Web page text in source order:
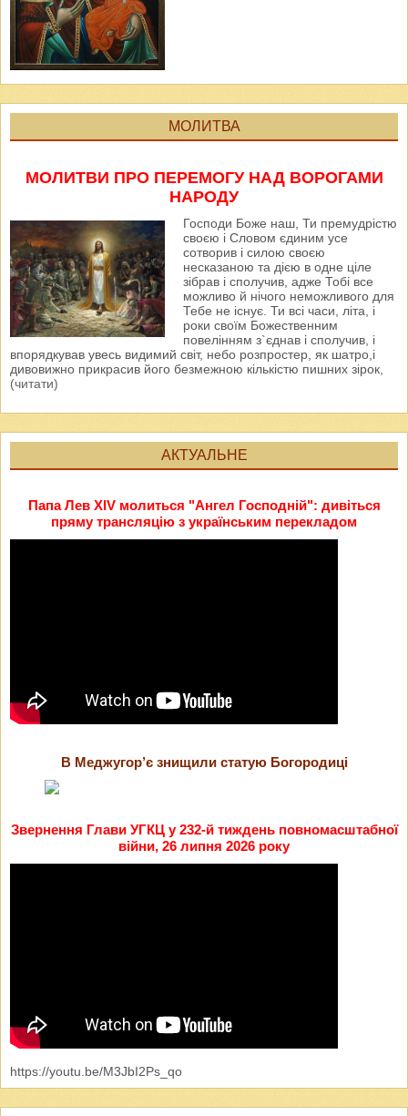
МОЛИТВА
МОЛИТВИ ПРО ПЕРЕМОГУ НАД ВОРОГАМИ
НАРОДУ
Господи Боже наш, Ти премудрістю
своєю і Словом єдиним усе
сотворив і силою своєю
несказаною та дією в одне ціле
зібрав і сполучив, адже Тобі все
можливо й нічого неможливого для
Тебе не існує. Ти всі часи, літа, і
роки своїм Божественним
повелінням з`єднав і сполучив, і
впорядкував увесь видимий світ, небо розпростер, як шатро,і
дивовижно прикрасив його безмежною кількістю пишних зірок,
(читати)
АКТУАЛЬНЕ
Папа Лев XIV молиться "Ангел Господній": дивіться
пряму трансляцію з українським перекладом
В Меджугор’є знищили статую Богородиці
Звернення Глави УГКЦ у 232-й тиждень повномасштабної
війни, 26 липня 2026 року
https://youtu.be/M3JbI2Ps_qo